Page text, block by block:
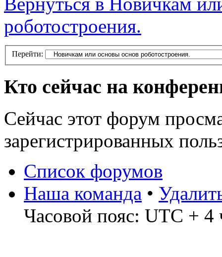
роботостроения.
Перейти:
Кто сейчас на
Сейчас этот форум
зарегистрированных
Список форумов
Наша команда •
Часовой пояс: UTC + 4